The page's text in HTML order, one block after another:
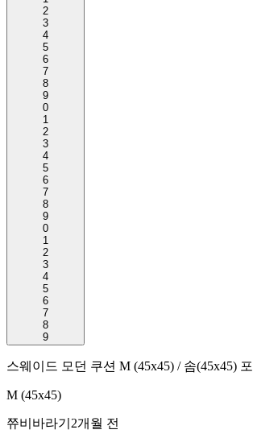
2
3
4
5
6
7
8
9
0
1
2
3
4
5
6
7
8
9
0
1
2
3
4
5
6
7
8
9
스웨이드 모던 쿠션 M (45x45) / 솜(45x45)
M (45x45)
쮸비바라기 2개월 전